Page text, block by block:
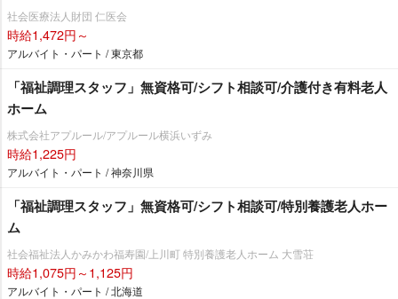
社会医療法人財団 仁医会
時給1,472円～
アルバイト・パート / 東京都
「福祉調理スタッフ」無資格可/シフト相談可/介護付き有料老人
ホーム
株式会社アプルール/アプルール横浜いずみ
時給1,225円
アルバイト・パート / 神奈川県
「福祉調理スタッフ」無資格可/シフト相談可/特別養護老人ホー
ム
社会福祉法人かみかわ福寿園/上川町 特別養護老人ホーム 大雪荘
時給1,075円～1,125円
アルバイト・パート / 北海道